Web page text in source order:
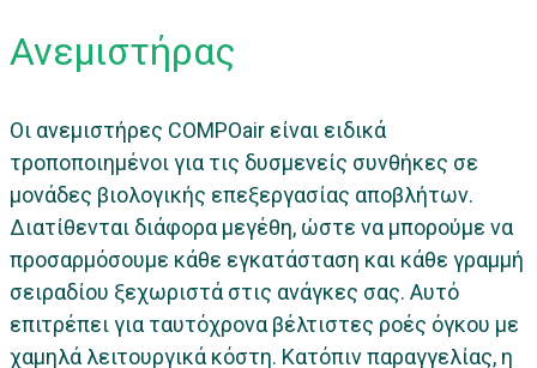
Ανεμιστήρας
Οι ανεμιστήρες COMPOair είναι ειδικά
τροποποιημένοι για τις δυσμενείς συνθήκες σε
μονάδες βιολογικής επεξεργασίας αποβλήτων.
Διατίθενται διάφορα μεγέθη, ώστε να μπορούμε να
προσαρμόσουμε κάθε εγκατάσταση και κάθε γραμμή
σειραδίου ξεχωριστά στις ανάγκες σας. Αυτό
επιτρέπει για ταυτόχρονα βέλτιστες ροές όγκου με
χαμηλά λειτουργικά κόστη. Κατόπιν παραγγελίας, η